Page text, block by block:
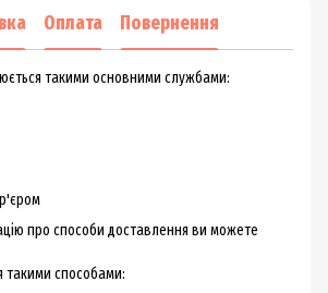
Оплата Повернення
такими основними службами:
про способи доставлення ви можете
такими способами: